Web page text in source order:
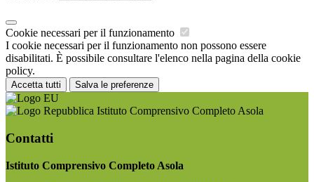
Cookie necessari per il funzionamento
I cookie necessari per il funzionamento non possono essere
disabilitati. È possibile consultare l'elenco nella pagina della cookie
policy.
Accetta tutti Salva le preferenze
Istituto Comprensivo Completo Asola
Contatti
Istituto Comprensivo Completo Asola